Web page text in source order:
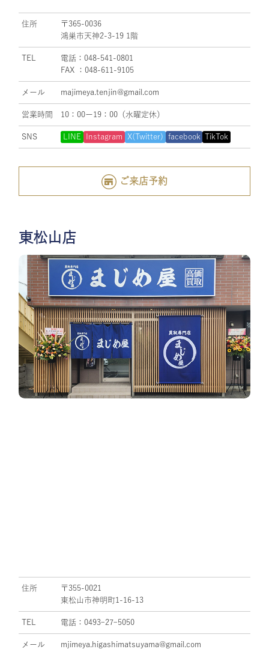
住所
〒365-0036
鴻巣市天神2-3-19 1階
TEL
電話：048-541-0801
FAX ：048-611-9105
メール majimeya.tenjin@gmail.com
営業時間 10：00ー19：00（水曜定休）
SNS LINE Instagram X(Twitter) facebook TikTok
ご来店予約
東松山店
住所
〒355-0021
東松山市神明町1-16-13
TEL 電話：0493ｰ27ｰ5050
メール mjimeya.higashimatsuyama@gmail.com